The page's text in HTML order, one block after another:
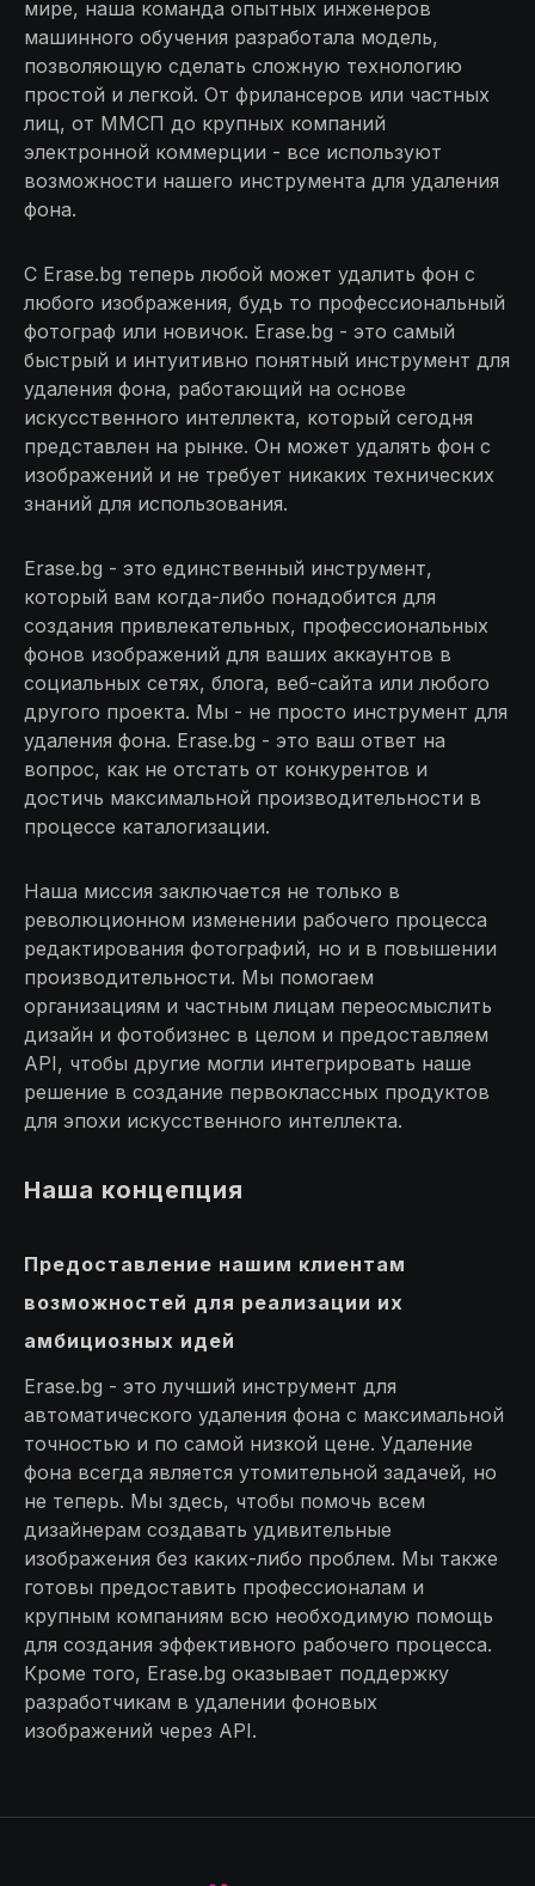
мире, наша команда опытных инженеров
машинного обучения разработала модель,
позволяющую сделать сложную технологию
простой и легкой. От фрилансеров или частных
лиц, от ММСП до крупных компаний
электронной коммерции - все используют
возможности нашего инструмента для удаления
фона.
С Erase.bg теперь любой может удалить фон с
любого изображения, будь то профессиональный
фотограф или новичок. Erase.bg - это самый
быстрый и интуитивно понятный инструмент для
удаления фона, работающий на основе
искусственного интеллекта, который сегодня
представлен на рынке. Он может удалять фон с
изображений и не требует никаких технических
знаний для использования.
Erase.bg - это единственный инструмент,
который вам когда-либо понадобится для
создания привлекательных, профессиональных
фонов изображений для ваших аккаунтов в
социальных сетях, блога, веб-сайта или любого
другого проекта. Мы - не просто инструмент для
удаления фона. Erase.bg - это ваш ответ на
вопрос, как не отстать от конкурентов и
достичь максимальной производительности в
процессе каталогизации.
Наша миссия заключается не только в
революционном изменении рабочего процесса
редактирования фотографий, но и в повышении
производительности. Мы помогаем
организациям и частным лицам переосмыслить
дизайн и фотобизнес в целом и предоставляем
API, чтобы другие могли интегрировать наше
решение в создание первоклассных продуктов
для эпохи искусственного интеллекта.
Наша концепция
Предоставление нашим клиентам
возможностей для реализации их
амбициозных идей
Erase.bg - это лучший инструмент для
автоматического удаления фона с максимальной
точностью и по самой низкой цене. Удаление
фона всегда является утомительной задачей, но
не теперь. Мы здесь, чтобы помочь всем
дизайнерам создавать удивительные
изображения без каких-либо проблем. Мы также
готовы предоставить профессионалам и
крупным компаниям всю необходимую помощь
для создания эффективного рабочего процесса.
Кроме того, Erase.bg оказывает поддержку
разработчикам в удалении фоновых
изображений через API.